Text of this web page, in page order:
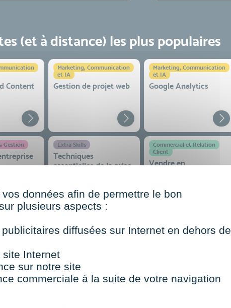
(et à distance) les plus populaires
Content
Marketing, Communication
et IA
Gestion de projet web
Marketing, Communication
et IA
Google Analytics
Gestion Extra Skills
Techniques
essentielles de la prise
Commercial et Relation
Client
Vendre en
NOS FORMATIONS COURTES
données afin de permettre le bon
plusieurs aspects :
diffusées sur Internet en dehors de
site Internet
sur notre site
commerciale à la suite de votre navigation